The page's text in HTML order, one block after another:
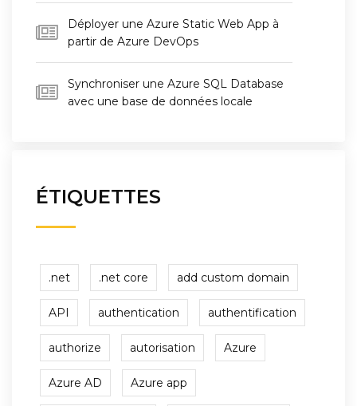
Déployer une Azure Static Web App à
partir de Azure DevOps
Synchroniser une Azure SQL Database
avec une base de données locale
ÉTIQUETTES
.net .net core add custom domain
API authentication authentification
authorize autorisation Azure
Azure AD Azure app